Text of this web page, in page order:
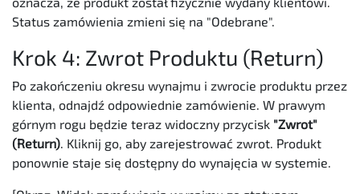
Status zamówienia zmieni się na "Odebrane".
Krok 4: Zwrot Produktu (Return)
Po zakończeniu okresu wynajmu i zwrocie produktu przez
klienta, odnajdź odpowiednie zamówienie. W prawym
górnym rogu będzie teraz widoczny przycisk "Zwrot"
(Return) . Kliknij go, aby zarejestrować zwrot. Produkt
ponownie staje się dostępny do wynajęcia w systemie.